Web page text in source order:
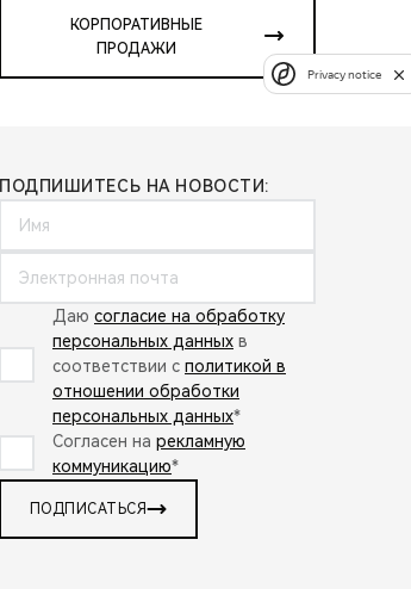
КОРПОРАТИВНЫЕ
ПРОДАЖИ
ПОДПИШИТЕСЬ НА НОВОСТИ:
Даю согласие на обработку
персональных данных в
соответствии с политикой в
отношении обработки
персональных данных*
Согласен на рекламную
коммуникацию*
ПОДПИСАТЬСЯ
Privacy notice